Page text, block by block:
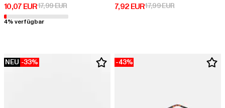
10,07 EUR
Derzeitiger Preis: 10,07 EUR
17,99 EURAktionspreis: 17,99 EUR
4% verfügbar
7,92 EUR
Derzeitiger Preis: 7,92 EUR
17,99 EURAktionspreis:
NEU -33% -43%